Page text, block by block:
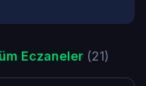
Eczaneler (21)